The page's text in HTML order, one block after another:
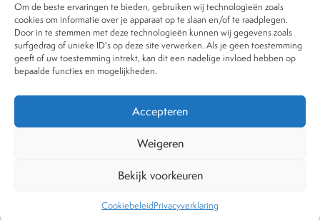
Om de beste ervaringen te bieden, gebruiken wij technologieën zoals
cookies om informatie over je apparaat op te slaan en/of te raadplegen.
Door in te stemmen met deze technologieën kunnen wij gegevens zoals
surfgedrag of unieke ID's op deze site verwerken. Als je geen toestemming
geeft of uw toestemming intrekt, kan dit een nadelige invloed hebben op
bepaalde functies en mogelijkheden.
Accepteren
Weigeren
Bekijk voorkeuren
CookiebeleidPrivacyverklaring
Over VtdK
Contact
Nieuws
Behandelwijzen
Dossiers
Tijdschrift
Copyright © 2001-2026 Vereniging tegen de Kwakzalverij. Alle
statement